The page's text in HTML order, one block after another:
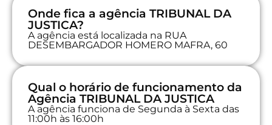
Onde fica a agência TRIBUNAL DA
JUSTICA?
A agência está localizada na RUA
DESEMBARGADOR HOMERO MAFRA, 60
Qual o horário de funcionamento da
Agência TRIBUNAL DA JUSTICA
A agência funciona de Segunda à Sexta das
11:00h às 16:00h